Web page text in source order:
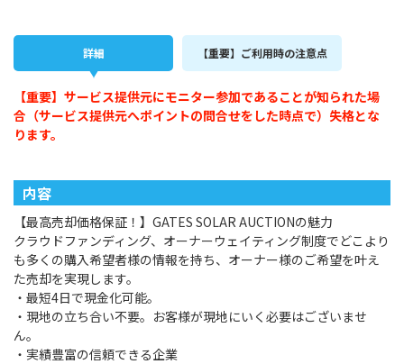
詳細 【重要】ご利用時の注意点
【重要】サービス提供元にモニター参加であることが知られた場
合（サービス提供元へポイントの問合せをした時点で）失格とな
ります。
内容
【最高売却価格保証！】GATES SOLAR AUCTIONの魅力
クラウドファンディング、オーナーウェイティング制度でどこより
も多くの購入希望者様の情報を持ち、オーナー様のご希望を叶え
た売却を実現します。
・最短4日で現金化可能。
・現地の立ち合い不要。お客様が現地にいく必要はございませ
ん。
・実績豊富の信頼できる企業